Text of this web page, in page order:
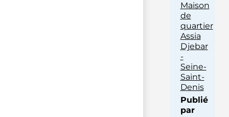
Maison
de
quartier
Assia
Djebar
-
Seine-
Saint-
Denis
Publié
par